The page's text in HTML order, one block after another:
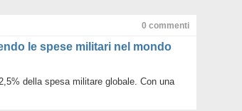
0 commenti
le spese militari nel mondo
della spesa militare globale. Con una